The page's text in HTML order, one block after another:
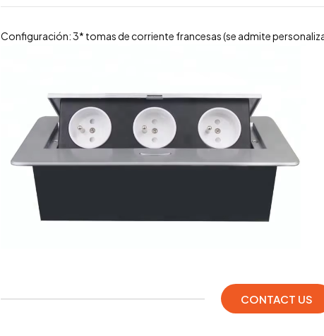
Configuración: 3* tomas de corriente francesas (se admite
CONTACT US